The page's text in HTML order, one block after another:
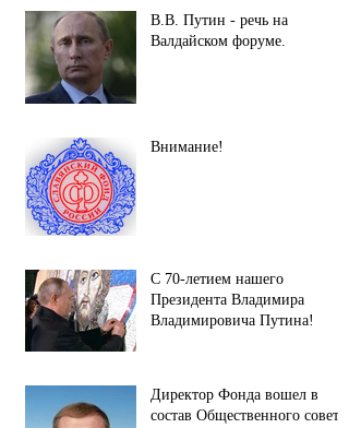
В.В. Путин - речь на
Валдайском форуме.
Внимание!
С 70-летием нашего
Президента Владимира
Владимировича Путина!
Директор Фонда вошел в
состав Общественного совета.